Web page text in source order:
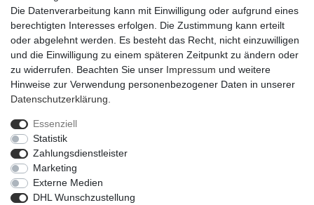
Impressum
Barrierefreiheitserklärung
Die Datenverarbeitung kann mit Einwilligung oder aufgrund eines
berechtigten Interesses erfolgen. Die Zustimmung kann erteilt
oder abgelehnt werden. Es besteht das Recht, nicht einzuwilligen
und die Einwilligung zu einem späteren Zeitpunkt zu ändern oder
zu widerrufen. Beachten Sie unser Impressum und weitere
Hinweise zur Verwendung personenbezogener Daten in unserer
Daten­schutz­erklärung
Essenziell
Statistik
Zahlungsdienstleister
Marketing
Externe Medien
DHL Wunschzustellung